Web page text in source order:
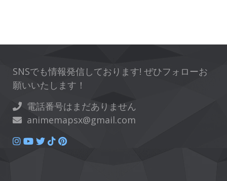
SNSでも情報発信しております! ぜひフォローお
願いいたします！
電話番号はまだありません
animemapsx@gmail.com